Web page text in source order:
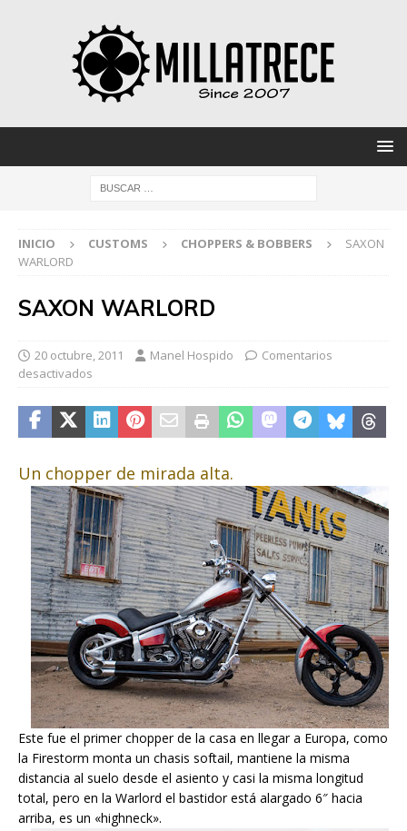
INICIO CUSTOMS CHOPPERS & BOBBERS
SAXON
WARLORD
SAXON WARLORD
20 octubre, 2011 Manel Hospido
Comentarios
desactivados
Un chopper de mirada alta.
Este fue el primer chopper de la casa en llegar a Europa, como
la Firestorm monta un chasis softail, mantiene la misma
distancia al suelo desde el asiento y casi la misma longitud
total, pero en la Warlord el bastidor está alargado 6″ hacia
arriba, es un «highneck».